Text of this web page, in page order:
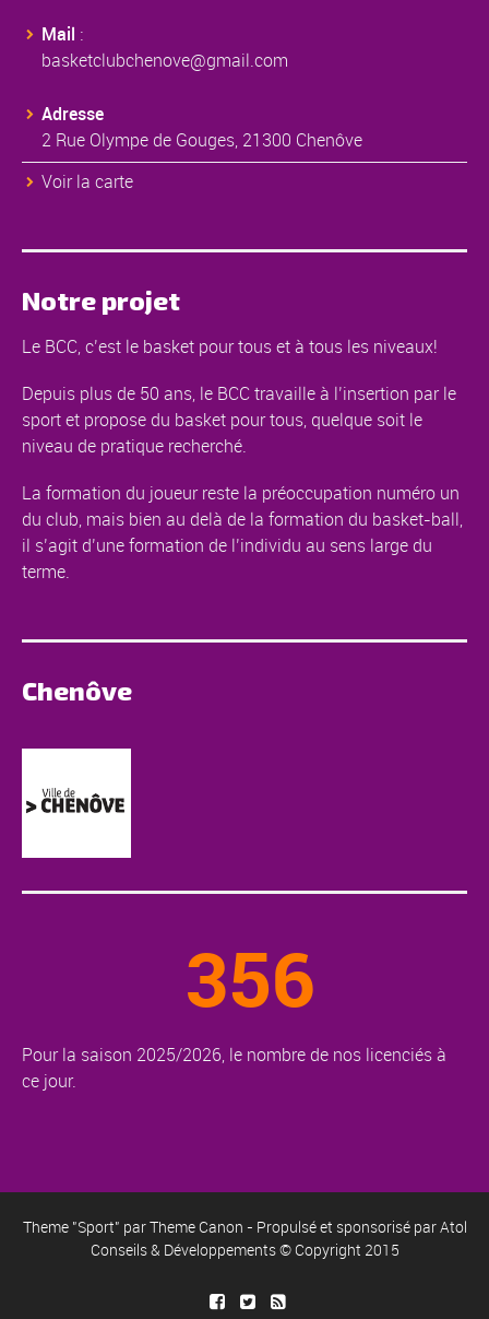
Mail :
basketclubchenove@gmail.com
Adresse
2 Rue Olympe de Gouges, 21300 Chenôve
Voir la carte
Notre projet
Le BCC, c’est le basket pour tous et à tous les niveaux!
Depuis plus de 50 ans, le BCC travaille à l’insertion par le
sport et propose du basket pour tous, quelque soit le
niveau de pratique recherché.
La formation du joueur reste la préoccupation numéro un
du club, mais bien au delà de la formation du basket-ball,
il s’agit d’une formation de l’individu au sens large du
terme.
Chenôve
356
Pour la saison 2025/2026, le nombre de nos licenciés à
ce jour.
Theme "Sport" parTheme Canon - Propulsé et sponsorisé parAtol
Conseils & Développements© Copyright 2015